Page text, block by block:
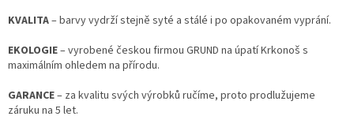
KVALITA– barvy vydrží stejně syté a stálé i po opakovaném vyprání.
EKOLOGIE– vyrobené českou firmou GRUND na úpatí Krkonoš s
maximálním ohledem na přírodu.
GARANCE– za kvalitu svých výrobků ručíme, proto prodlužujeme
záruku na 5 let.